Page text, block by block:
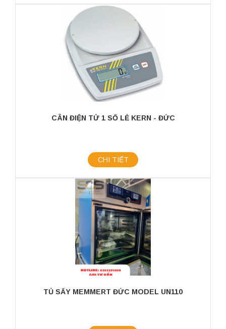
CÂN ĐIỆN TỬ 1 SỐ LẺ KERN - ĐỨC
CHI TIẾT
TỦ SẤY MEMMERT ĐỨC MODEL UN110